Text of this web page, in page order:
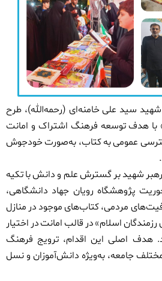
شهید سید علی خامنه‌ای (رحمه‌الله)، طرح
«کتابخانه امید ۱۶۸» با هدف توسعه فرهنگ اشتراک و امانت
عمومی به کتاب، به‌صورت خودجوش
رهبر شهید بر گسترش علم و دانش با تکیه
پژوهشگاه رویان جهاد دانشگاهی،
مردمی، کتاب‌های موجود در منازل
رزمندگان اسلام» در قالب امانت در اختیار
هدف اصلی این اقدام، ترویج فرهنگ
جامعه، به‌ویژه دانش‌آموزان و نسل